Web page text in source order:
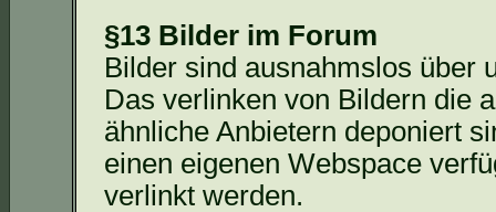
§13 Bilder im Forum
Bilder sind ausnahmslos über
Das verlinken von Bildern die
ähnliche Anbietern deponiert
einen eigenen Webspace
verlinkt werden.